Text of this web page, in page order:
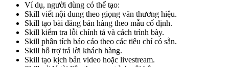
Ví dụ, người dùng có thể tạo:
Skill viết nội dung theo giọng văn thương hiệu.
Skill tạo bài đăng bán hàng theo mẫu cố định.
Skill kiểm tra lỗi chính tả và cách trình bày.
Skill phân tích báo cáo theo các tiêu chí có sẵn.
Skill hỗ trợ trả lời khách hàng.
Skill tạo kịch bản video hoặc livestream.